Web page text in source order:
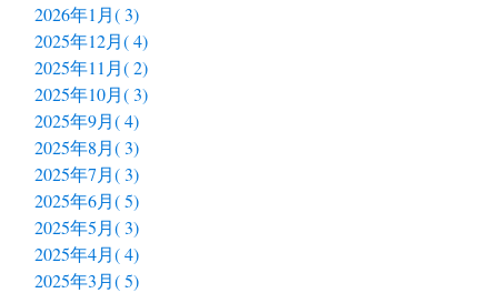
2026年1月( 3)
2025年12月( 4)
2025年11月( 2)
2025年10月( 3)
2025年9月( 4)
2025年8月( 3)
2025年7月( 3)
2025年6月( 5)
2025年5月( 3)
2025年4月( 4)
2025年3月( 5)